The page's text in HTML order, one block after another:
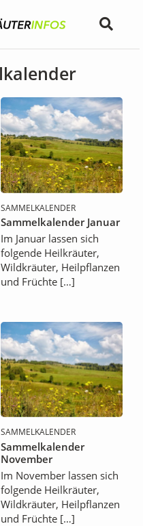
SAMMELKALENDER
Sammelkalender Januar
Im Januar lassen sich
folgende Heilkräuter,
Wildkräuter, Heilpflanzen
und Früchte […]
SAMMELKALENDER
Sammelkalender
November
Im November lassen sich
folgende Heilkräuter,
Wildkräuter, Heilpflanzen
und Früchte […]